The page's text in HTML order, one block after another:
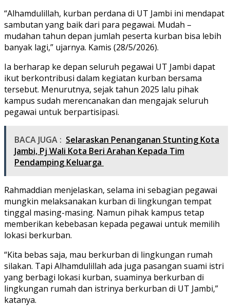
“Alhamdulillah, kurban perdana di UT Jambi ini mendapat
sambutan yang baik dari para pegawai. Mudah –
mudahan tahun depan jumlah peserta kurban bisa lebih
banyak lagi,” ujarnya. Kamis (28/5/2026).
Ia berharap ke depan seluruh pegawai UT Jambi dapat
ikut berkontribusi dalam kegiatan kurban bersama
tersebut. Menurutnya, sejak tahun 2025 lalu pihak
kampus sudah merencanakan dan mengajak seluruh
pegawai untuk berpartisipasi.
BACA JUGA : Selaraskan Penanganan Stunting Kota
Jambi, Pj Wali Kota Beri Arahan Kepada Tim
Pendamping Keluarga
Rahmaddian menjelaskan, selama ini sebagian pegawai
mungkin melaksanakan kurban di lingkungan tempat
tinggal masing-masing. Namun pihak kampus tetap
memberikan kebebasan kepada pegawai untuk memilih
lokasi berkurban.
“Kita bebas saja, mau berkurban di lingkungan rumah
silakan. Tapi Alhamdulillah ada juga pasangan suami istri
yang berbagi lokasi kurban, suaminya berkurban di
lingkungan rumah dan istrinya berkurban di UT Jambi,”
katanya.